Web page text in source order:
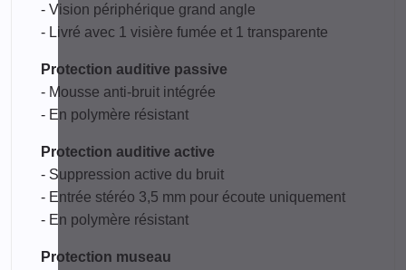
- Vision périphérique grand angle
- Livré avec 1 visière fumée et 1 transparente
Protection auditive passive
- Mousse anti-bruit intégrée
- En polymère résistant
Protection auditive active
- Suppression active du bruit
- Entrée stéréo 3,5 mm pour écoute uniquement
- En polymère résistant
Protection museau